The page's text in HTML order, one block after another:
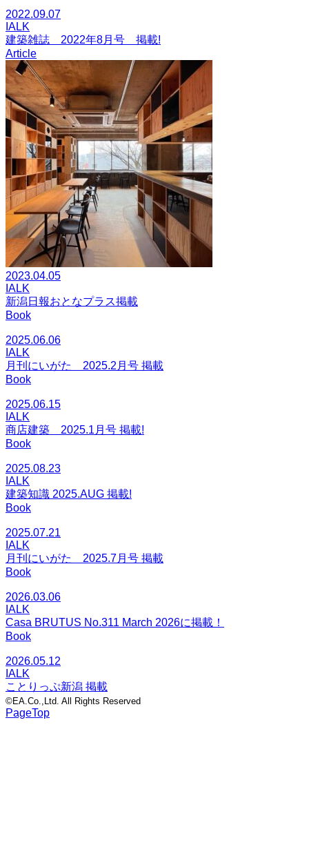
2022.09.07
IALK
建築雑誌 2022年8月号 掲載!
Article
2023.04.05
IALK
新潟日報おとなプラス掲載
Book
2025.06.06
IALK
月刊にいがた 2025.2月号 掲載
Book
2025.06.15
IALK
商店建築 2025.1月号 掲載!
Book
2025.08.23
IALK
建築知識 2025.AUG 掲載!
Book
2025.07.21
IALK
月刊にいがた 2025.7月号 掲載
Book
2026.03.06
IALK
Casa BRUTUS No.311 March 2026に掲載！
Book
2026.05.12
IALK
ことりっぷ新潟 掲載
©EA.Co.,Ltd. All Rights Reserved
PageTop